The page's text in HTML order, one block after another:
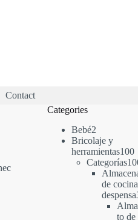
Contact
Categories
Bebé22
productos
Bricolaje y
herramientas100
Categorías
de
despensa
to de